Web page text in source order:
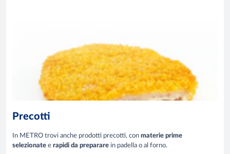
Precotti
In METRO trovi anche prodotti precotti, con materie prime
selezionate e rapidi da preparare in padella o al forno.